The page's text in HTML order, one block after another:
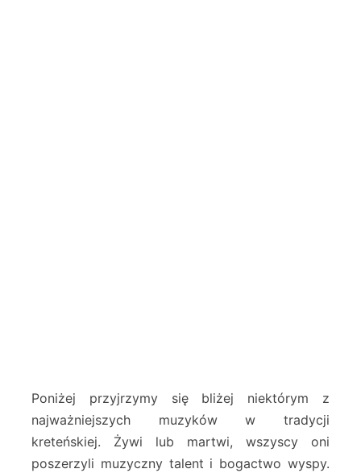
Poniżej przyjrzymy się bliżej niektórym z
najważniejszych muzyków w tradycji
kreteńskiej. Żywi lub martwi, wszyscy oni
poszerzyli muzyczny talent i bogactwo wyspy.